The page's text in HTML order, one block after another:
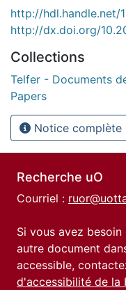
http://hdl.handle.net/
http://dx.doi.org/
Collections
Telfer - Documents
Papers
Notice complète
Recherche uO
Courriel :
Si vous avez
autre document
accessible,
d'accessibilité de la